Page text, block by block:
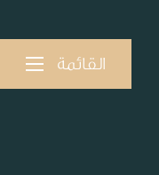
القائمة